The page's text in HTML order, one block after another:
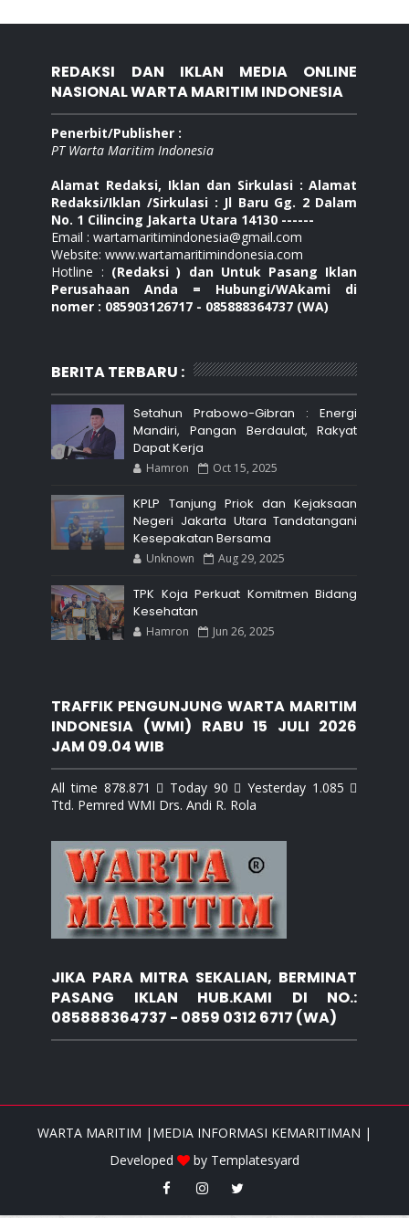
REDAKSI DAN IKLAN MEDIA ONLINE
NASIONAL WARTA MARITIM INDONESIA
Penerbit/Publisher :
PT Warta Maritim Indonesia
Alamat Redaksi, Iklan dan Sirkulasi : Alamat
Redaksi/Iklan /Sirkulasi : Jl Baru Gg. 2 Dalam
No. 1 Cilincing Jakarta Utara 14130 ------
Email : wartamaritimindonesia@gmail.com
Website: www.wartamaritimindonesia.com
Hotline : (Redaksi ) dan Untuk Pasang Iklan
Perusahaan Anda = Hubungi/WAkami di
nomer : 085903126717 - 085888364737 (WA)
BERITA TERBARU :
Setahun Prabowo-Gibran : Energi
Mandiri, Pangan Berdaulat, Rakyat
Dapat Kerja
Hamron Oct 15, 2025
KPLP Tanjung Priok dan Kejaksaan
Negeri Jakarta Utara Tandatangani
Kesepakatan Bersama
Unknown Aug 29, 2025
TPK Koja Perkuat Komitmen Bidang
Kesehatan
Hamron Jun 26, 2025
TRAFFIK PENGUNJUNG WARTA MARITIM
INDONESIA (WMI) RABU 15 JULI 2026
JAM 09.04 WIB
All time 878.871  Today 90  Yesterday 1.085 
Ttd. Pemred WMI Drs. Andi R. Rola
JIKA PARA MITRA SEKALIAN, BERMINAT
PASANG IKLAN HUB.KAMI DI NO.:
085888364737 - 0859 0312 6717 (WA)
WARTA MARITIM |MEDIA INFORMASI KEMARITIMAN |
Developed
by Templatesyard